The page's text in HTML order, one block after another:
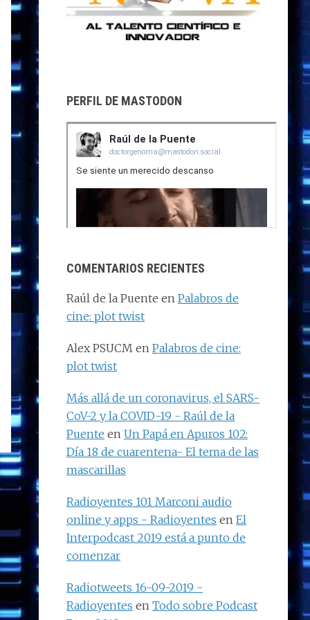
PERFIL DE MASTODON
COMENTARIOS RECIENTES
Raúl de la Puente en Palabros de
cine: plot twist
Alex PSUCM en Palabros de cine:
plot twist
Más allá de un coronavirus, el SARS-
CoV-2 y la COVID-19 - Raúl de la
Puente en Un Papá en Apuros 102:
Día 18 de cuarentena- El tema de las
mascarillas
Radioyentes 101 Marconi audio
online y apps - Radioyentes en El
Interpodcast 2019 está a punto de
comenzar
Radiotweets 16-09-2019 -
Radioyentes en Todo sobre Podcast